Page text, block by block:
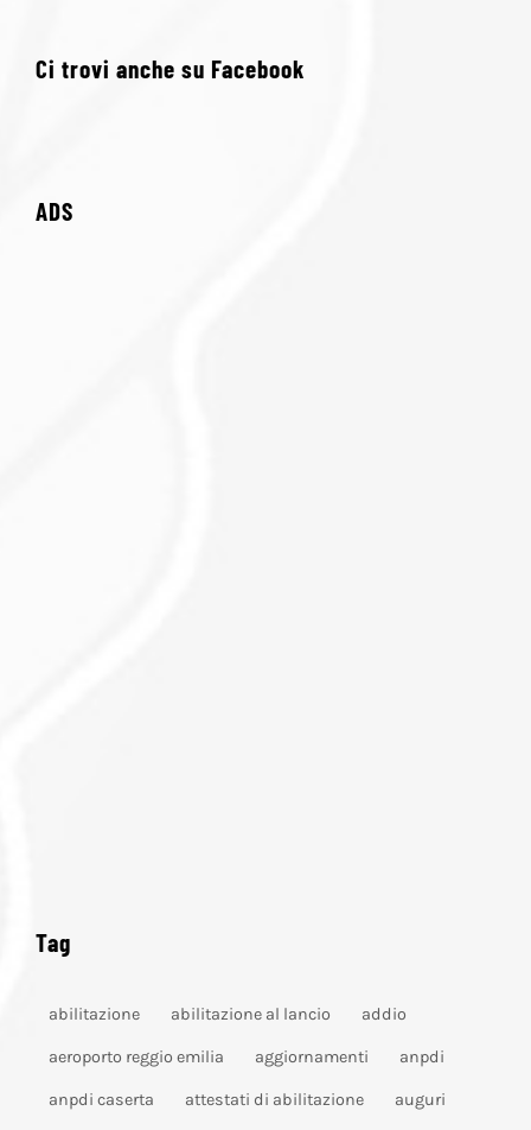
Ci trovi anche su Facebook
ADS
Tag
abilitazione abilitazione al lancio addio
aeroporto reggio emilia aggiornamenti anpdi
anpdi caserta attestati di abilitazione auguri